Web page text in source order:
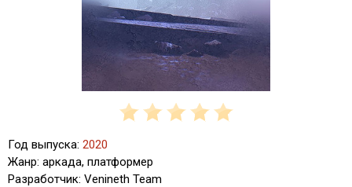
Год выпуска: 2020
Жанр: аркада, платформер
Разработчик: Venineth Team